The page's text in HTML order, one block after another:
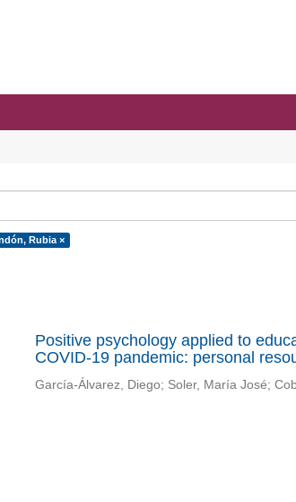
Rubia ×
Positive psychology applied to
COVID-19 pandemic: personal
García-Álvarez, Diego; Soler, María José;